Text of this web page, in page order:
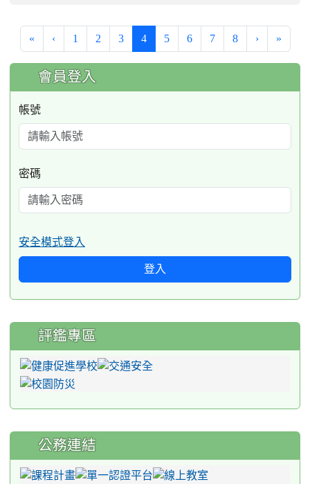
« ‹ 1 2 3 4(current)
5 6 7 8 › »
:::
會員登入
帳號
密碼
安全模式登入
登入
評鑑專區
公務連結